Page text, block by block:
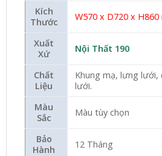
Kích
Thước
W570 x D720 x H860
Xuất
Xứ
Nội Thất 190
Chất
Liệu
Khung mạ, lưng lưới,
lưới.
Màu
Sắc
Màu tùy chọn
Bảo
Hành
12 Tháng